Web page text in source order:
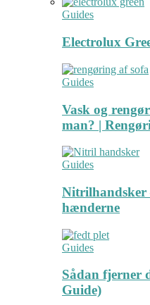
Guides
Electrolux
Guides
Vask og
man? |
Guides
Nitrilhandsker
hænderne
Guides
Sådan fjerner
Guide)